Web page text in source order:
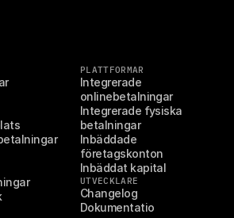
PLATTFORMAR
Integrerade
onlinebetalningar
Integrerade fysiska
betalningar
Inbäddade
företagskonton
Inbäddat kapital
UTVECKLARE
Changelog
Dokumentatio